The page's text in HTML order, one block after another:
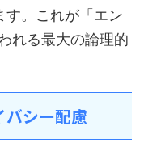
す。これが「エン
れる最大の論理的
シー配慮